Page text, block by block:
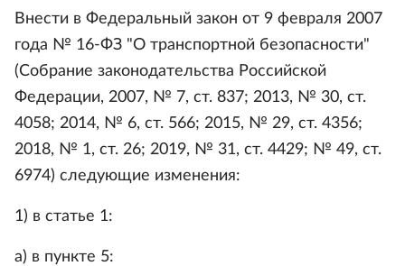
Внести в Федеральный закон от 9 февраля 2007
года № 16-ФЗ "О транспортной безопасности"
(Собрание законодательства Российской
Федерации, 2007, № 7, ст. 837; 2013, № 30, ст.
4058; 2014, № 6, ст. 566; 2015, № 29, ст. 4356;
2018, № 1, ст. 26; 2019, № 31, ст. 4429; № 49, ст.
6974) следующие изменения:
1) в статье 1:
а) в пункте 5: